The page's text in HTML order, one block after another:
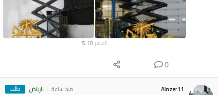
السعر 10
$
0
Alnzer11 منذ ساعة الرياض طلب